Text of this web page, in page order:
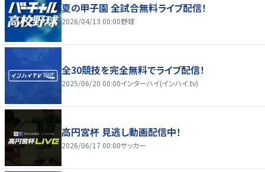
夏の甲子園 全試合無料ライブ配信！
2026/04/13 00:00野球
全30競技を完全無料でライブ配信！
2025/06/20 00:00インターハイ(インハイ.tv)
高円宮杯 見逃し動画配信中！
2026/06/17 00:00サッカー